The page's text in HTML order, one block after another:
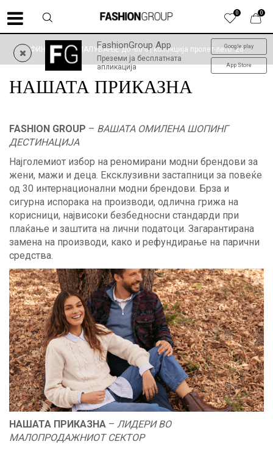
0
0
FashionGroup App
Преземи ја бесплатната
апликација
Google play
App Store
ФИНАЛНО НАМАЛУВАЊЕ до -60% | колекција пролет-лето '26
НАШАТА ПРИКАЗНА
FASHION GROUP – ВАШАТА ОМИЛЕНА ШОПИНГ
ДЕСТИНАЦИЈА
Најголемиот избор на реномирани модни брендови за
жени, мажи и деца. Ексклузивни застапници за повеќе
од 30 интернационални модни брендови. Брза и
сигурна испорака на производи, одлична грижа на
корисници, највисоки безбедносни стандарди при
плаќање и заштита на лични податоци. Загарантирана
замена на производи, како и рефундирање на парични
средства.
НАШАТА ПРИКАЗНА – ЛИДЕРИ ВО
МАЛОПРОДАЖНИОТ СЕКТОР